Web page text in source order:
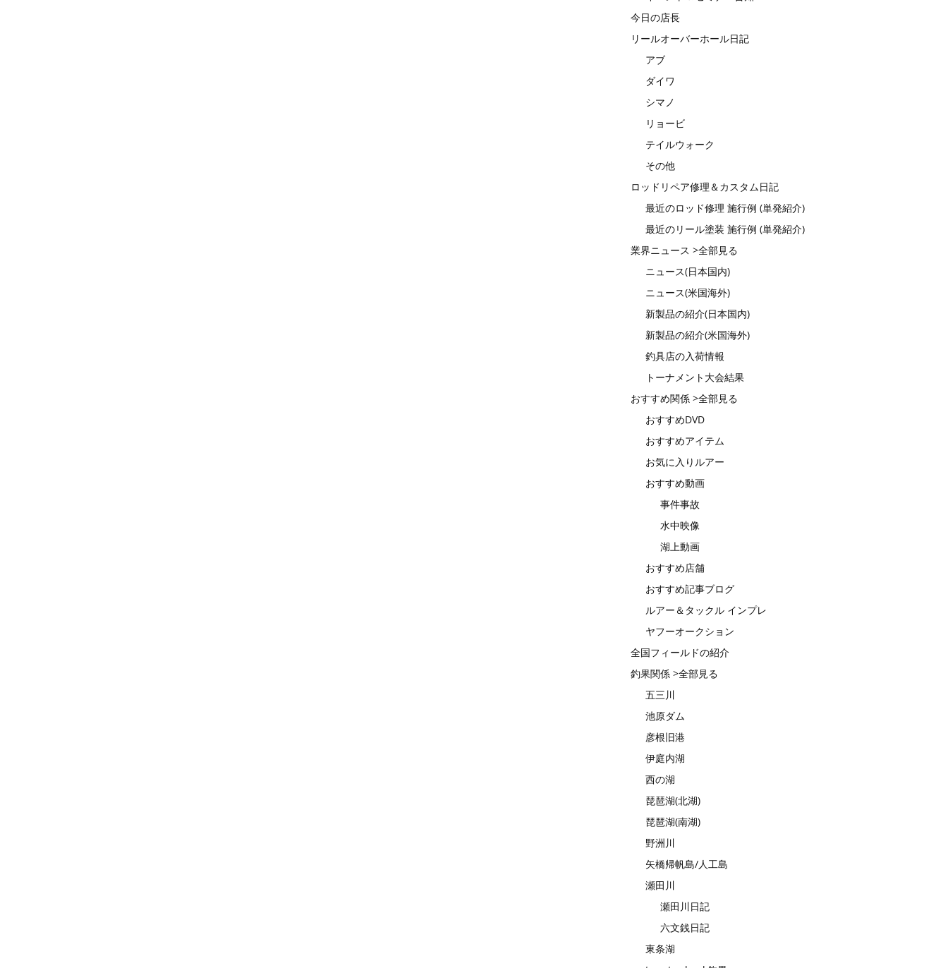
今日の店長
リールオーバーホール日記
アブ
ダイワ
シマノ
リョービ
テイルウォーク
その他
ロッドリペア修理＆カスタム日記
最近のロッド修理 施行例 (単発紹介)
最近のリール塗装 施行例 (単発紹介)
業界ニュース >全部見る
ニュース(日本国内)
ニュース(米国海外)
新製品の紹介(日本国内)
新製品の紹介(米国海外)
釣具店の入荷情報
トーナメント大会結果
おすすめ関係 >全部見る
おすすめDVD
おすすめアイテム
お気に入りルアー
おすすめ動画
事件事故
水中映像
湖上動画
おすすめ店舗
おすすめ記事ブログ
ルアー＆タックル インプレ
ヤフーオークション
全国フィールドの紹介
釣果関係 >全部見る
五三川
池原ダム
彦根旧港
伊庭内湖
西の湖
琵琶湖(北湖)
琵琶湖(南湖)
野洲川
矢橋帰帆島/人工島
瀬田川
瀬田川日記
六文銭日記
東条湖